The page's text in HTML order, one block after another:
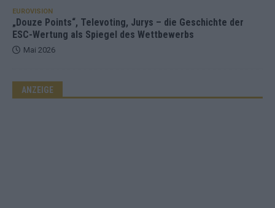
EUROVISION
„Douze Points“, Televoting, Jurys – die Geschichte der
ESC-Wertung als Spiegel des Wettbewerbs
Mai 2026
ANZEIGE